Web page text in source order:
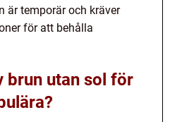
är temporär och kräver
för att behålla
brun utan sol för